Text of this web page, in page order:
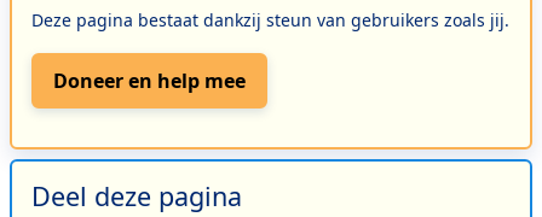
Deze pagina bestaat dankzij steun van gebruikers zoals jij.
Doneer en help mee
Deel deze pagina